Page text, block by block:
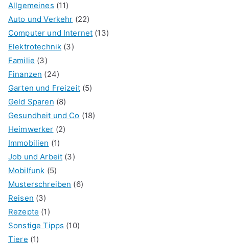
Allgemeines (11)
Auto und Verkehr (22)
Computer und Internet (13)
Elektrotechnik (3)
Familie (3)
Finanzen (24)
Garten und Freizeit(5)
Geld Sparen (8)
Gesundheit und Co (18)
Heimwerker (2)
Immobilien (1)
Job und Arbeit (3)
Mobilfunk (5)
Musterschreiben (6)
Reisen (3)
Rezepte (1)
Sonstige Tipps (10)
Tiere (1)